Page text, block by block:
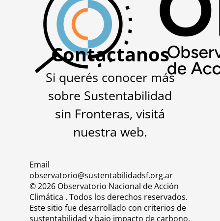
Contactanos
Si querés conocer más
sobre Sustentabilidad
sin Fronteras, visitá
nuestra web.
Email
observatorio@sustentabilidadsf.org.ar
© 2026 Observatorio Nacional de Acción
Climática . Todos los derechos reservados.
Este sitio fue desarrollado con criterios de
sustentabilidad y bajo impacto de carbono.